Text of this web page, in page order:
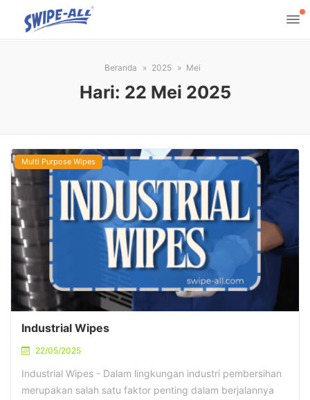
Beranda 2025 Mei
Hari: 22 Mei 2025
Multi Purpose Wipes
Industrial Wipes
22/05/2025
Industrial Wipes - Dalam lingkungan industri pembersihan
merupakan salah satu faktor penting dalam berjalannya